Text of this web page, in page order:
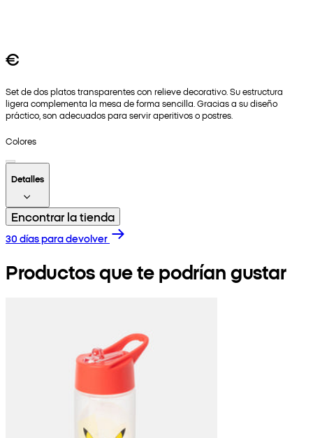
€
Set de dos platos transparentes con relieve decorativo. Su estructura
ligera complementa la mesa de forma sencilla. Gracias a su diseño
práctico, son adecuados para servir aperitivos o postres.
Colores
Detalles
Encontrar la tienda
30 días para devolver
Productos que te podrían gustar